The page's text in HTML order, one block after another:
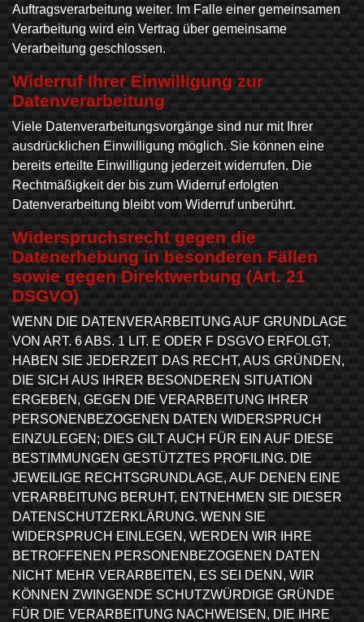
Auftragsverarbeitung weiter. Im Falle einer gemeinsamen
Verarbeitung wird ein Vertrag über gemeinsame
Verarbeitung geschlossen.
Widerruf Ihrer Einwilligung zur
Datenverarbeitung
Viele Datenverarbeitungsvorgänge sind nur mit Ihrer
ausdrücklichen Einwilligung möglich. Sie können eine
bereits erteilte Einwilligung jederzeit widerrufen. Die
Rechtmäßigkeit der bis zum Widerruf erfolgten
Datenverarbeitung bleibt vom Widerruf unberührt.
Widerspruchsrecht gegen die
Datenerhebung in besonderen Fällen
sowie gegen Direktwerbung (Art. 21
DSGVO)
WENN DIE DATENVERARBEITUNG AUF GRUNDLAGE
VON ART. 6 ABS. 1 LIT. E ODER F DSGVO ERFOLGT,
HABEN SIE JEDERZEIT DAS RECHT, AUS GRÜNDEN,
DIE SICH AUS IHRER BESONDEREN SITUATION
ERGEBEN, GEGEN DIE VERARBEITUNG IHRER
PERSONENBEZOGENEN DATEN WIDERSPRUCH
EINZULEGEN; DIES GILT AUCH FÜR EIN AUF DIESE
BESTIMMUNGEN GESTÜTZTES PROFILING. DIE
JEWEILIGE RECHTSGRUNDLAGE, AUF DENEN EINE
VERARBEITUNG BERUHT, ENTNEHMEN SIE DIESER
DATENSCHUTZERKLÄRUNG. WENN SIE
WIDERSPRUCH EINLEGEN, WERDEN WIR IHRE
BETROFFENEN PERSONENBEZOGENEN DATEN
NICHT MEHR VERARBEITEN, ES SEI DENN, WIR
KÖNNEN ZWINGENDE SCHUTZWÜRDIGE GRÜNDE
FÜR DIE VERARBEITUNG NACHWEISEN, DIE IHRE